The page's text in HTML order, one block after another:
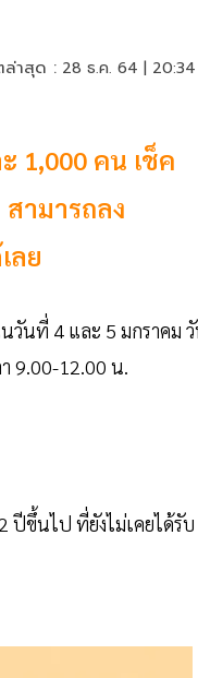
ล่าสุด : 28 ธ.ค. 64 |
1,000 คน เช็ค
ามารถลง
ลย
วันที่ 4 และ 5 มกราคม
9.00-12.00 น.
ปีขึ้นไป ที่ยังไม่เคยได้รับ